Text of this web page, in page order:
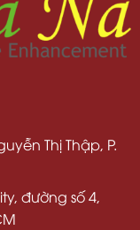
Thị Thập, P.
đường số 4,